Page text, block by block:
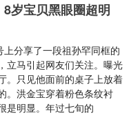
岁宝贝黑眼圈超明
分享了一段祖孙罕同框的
立马引起网友们关注。曝光
。只见他面前的桌子上放着
。洪金宝穿着粉色条纹衬
是明显。年过七旬的